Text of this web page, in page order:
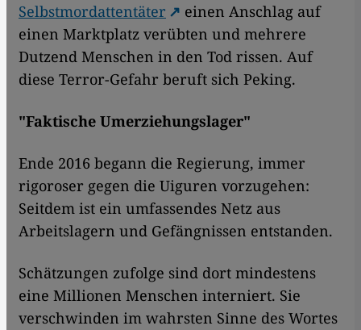
Selbstmordattentäter
einen Anschlag auf
einen Marktplatz verübten und mehrere
Dutzend Menschen in den Tod rissen. Auf
diese Terror-Gefahr beruft sich Peking.
"Faktische Umerziehungslager"
Ende 2016 begann die Regierung, immer
rigoroser gegen die Uiguren vorzugehen:
Seitdem ist ein umfassendes Netz aus
Arbeitslagern und Gefängnissen entstanden.
Schätzungen zufolge sind dort mindestens
eine Millionen Menschen interniert. Sie
verschwinden im wahrsten Sinne des Wortes